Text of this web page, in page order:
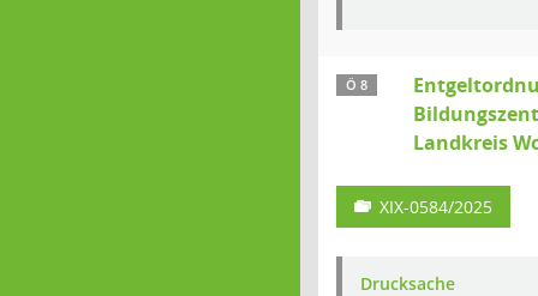
Ö 8
Landkreis
XIX-0584/2025
Drucksache